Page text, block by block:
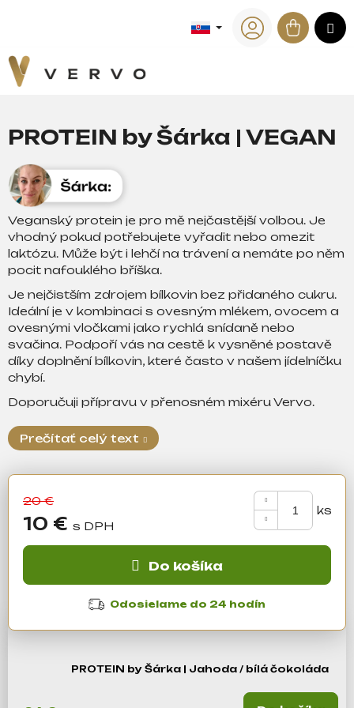
Prihlásenie
PROTEIN by Šárka | VEGAN
Veganský protein je pro mě nejčastější volbou. Je
vhodný pokud potřebujete vyřadit nebo omezit
laktózu. Může být i lehčí na trávení a nemáte po něm
pocit nafouklého bříška.
Je nejčistším zdrojem bílkovin bez přidaného cukru.
Ideální je v kombinaci s ovesným mlékem, ovocem a
ovesnými vločkami jako rychlá snídaně nebo
svačina. Podpoří vás na cestě k vysněné postavě
díky doplnění bílkovin, které často v našem jídelníčku
chybí.
Doporučuji přípravu v přenosném mixéru Vervo.
Prečítať celý text
PROTEIN by Šárka | Jahoda / bílá čokoláda
20 €
10 €
cena:
Do košíka
Odosielame do 24 hodín
Č
p
o
t
r
e
b
u
j
t
e
n
á
j
s
ť
?
O
o